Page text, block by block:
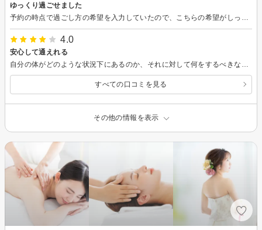
ゆっくり過ごせました
4.0
安心して通えれる
すべての口コミを見る
その他の情報を表示